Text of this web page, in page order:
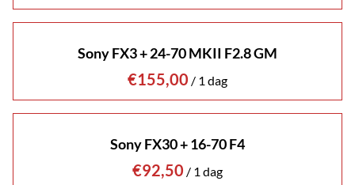
Sony FX3 + 24-70 MKII F2.8 GM
/
Sony FX30 + 16-70 F4
/